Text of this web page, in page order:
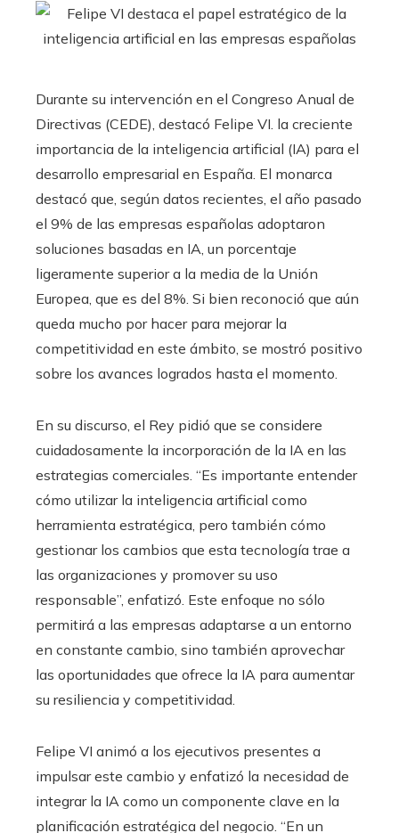
Durante su intervención en el Congreso Anual de
Directivas (CEDE), destacó Felipe VI. la creciente
importancia de la inteligencia artificial (IA) para el
desarrollo empresarial en España. El monarca
destacó que, según datos recientes, el año pasado
el 9% de las empresas españolas adoptaron
soluciones basadas en IA, un porcentaje
ligeramente superior a la media de la Unión
Europea, que es del 8%. Si bien reconoció que aún
queda mucho por hacer para mejorar la
competitividad en este ámbito, se mostró positivo
sobre los avances logrados hasta el momento.
En su discurso, el Rey pidió que se considere
cuidadosamente la incorporación de la IA en las
estrategias comerciales. “Es importante entender
cómo utilizar la inteligencia artificial como
herramienta estratégica, pero también cómo
gestionar los cambios que esta tecnología trae a
las organizaciones y promover su uso
responsable”, enfatizó. Este enfoque no sólo
permitirá a las empresas adaptarse a un entorno
en constante cambio, sino también aprovechar
las oportunidades que ofrece la IA para aumentar
su resiliencia y competitividad.
Felipe VI animó a los ejecutivos presentes a
impulsar este cambio y enfatizó la necesidad de
integrar la IA como un componente clave en la
planificación estratégica del negocio. “En un